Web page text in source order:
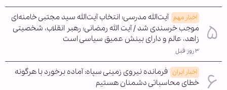
اخبار مهم آیت‌الله مدرسی: انتخاب آیت‌الله سید مجتبی خامنه‌ای
موجب خرسندی شد / آیت الله رمضانی: رهبر انقلاب، شخصیتی
زاهد، عالم و دارای بینش عمیق سیاسی است
۳ روز قبل
اخبار ایران فرمانده نیروی زمینی سپاه: آماده برخورد با هرگونه
خطای محاسباتی دشمنان هستیم